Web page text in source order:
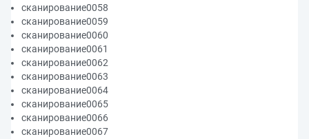
сканирование0058
сканирование0059
сканирование0060
сканирование0061
сканирование0062
сканирование0063
сканирование0064
сканирование0065
сканирование0066
сканирование0067